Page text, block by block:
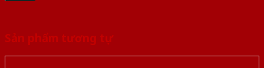
Sản phẩm tương tự